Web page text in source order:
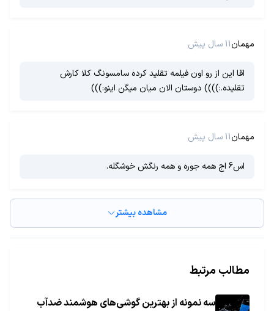
مهمان11 سال پیش
اقا این از رو اون فیلمه تقلید کرده سامسونگ کلا کارش
تقلیده.:)))) دوستان الان میان میگن اینو:)))
مهمان11 سال پیش
اس6 اج همه جوره و همه رنگش خوشگله.
مشاهده بیشتر
مطالب مرتبط
سه نمونه از بهترین گوشی‌های هوشمند ضدآب